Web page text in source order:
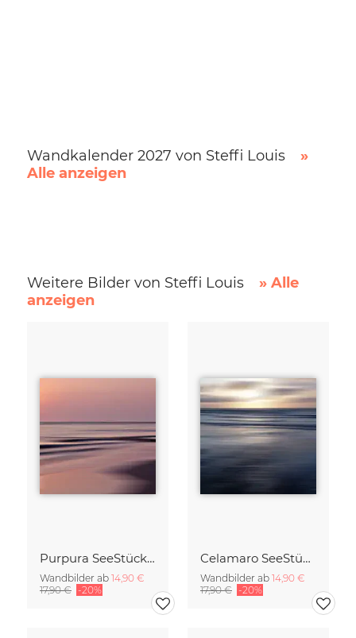
Wandkalender 2027 von Steffi Louis
»
Alle anzeigen
Weitere Bilder von Steffi Louis
» Alle
anzeigen
Purpura SeeStück No.18
Wandbilder ab 14,90 €
17,90 € -20%
Celamaro SeeStück No.15
Wandbilder ab 14,90 €
17,90 € -20%